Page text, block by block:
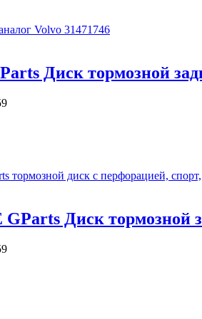
Диск тормозной
GParts Диск тормозной